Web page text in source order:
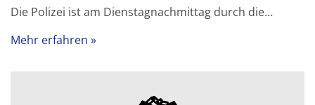
Die Polizei ist am Dienstagnachmittag durch die…
Mehr erfahren